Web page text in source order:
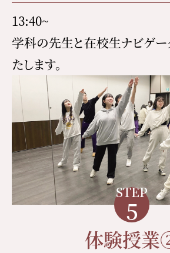
13:40~
学科の先生と在校生ナビゲ
たします。
STEP
5
体験授